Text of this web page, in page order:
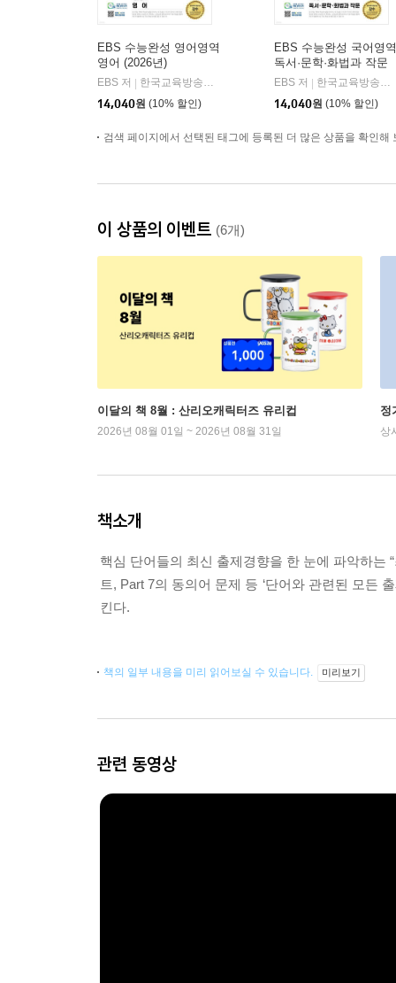
EBS 수능완성 영어영역
영어 (2026년)
EBS 저
한국교육방송공사
14,040원 (10% 할인)
EBS 수능완성 국어영역
독서·문학·화법과 작문
(2026년)
EBS 저
한국교육방송공사
14,040원 (10% 할인)
검색 페이지에서 선택된 태그에 등록된 더 많은 상품을 확인해
이 상품의 이벤트 (6개)
이달의 책 8월 : 산리오캐릭터즈 유리컵
2026년 08월 01일 ~ 2026년 08월 31일
정
상
책소개
핵심 단어들의 최신 출제경향을 한 눈에 파악하는
트, Part 7의 동의어 문제 등 ‘단어와 관련된 모든
킨다.
책의 일부 내용을 미리 읽어보실 수 있습니다. 미리보기
관련 동영상